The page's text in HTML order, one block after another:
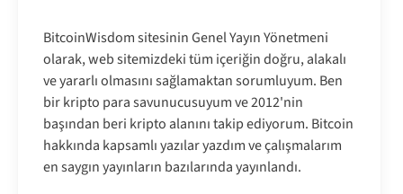
BitcoinWisdom sitesinin Genel Yayın Yönetmeni
olarak, web sitemizdeki tüm içeriğin doğru, alakalı
ve yararlı olmasını sağlamaktan sorumluyum. Ben
bir kripto para savunucusuyum ve 2012'nin
başından beri kripto alanını takip ediyorum. Bitcoin
hakkında kapsamlı yazılar yazdım ve çalışmalarım
en saygın yayınların bazılarında yayınlandı.